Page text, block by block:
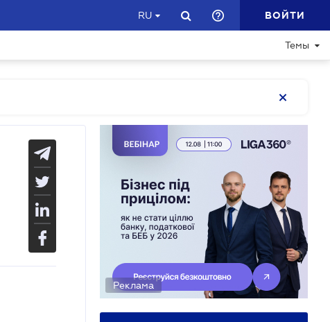
RU ВОЙТИ
Темы
Реклама